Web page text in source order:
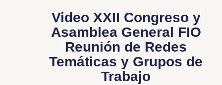
Video XXII Congreso y
Asamblea General FIO
Reunión de Redes
Temáticas y Grupos de
Trabajo